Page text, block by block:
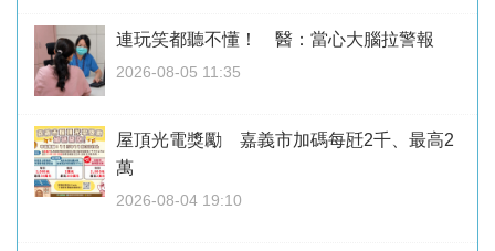
連玩笑都聽不懂！ 醫：當心大腦拉警報
2026-08-05 11:35
屋頂光電獎勵 嘉義市加碼每瓩2千、最高2
萬
2026-08-04 19:10